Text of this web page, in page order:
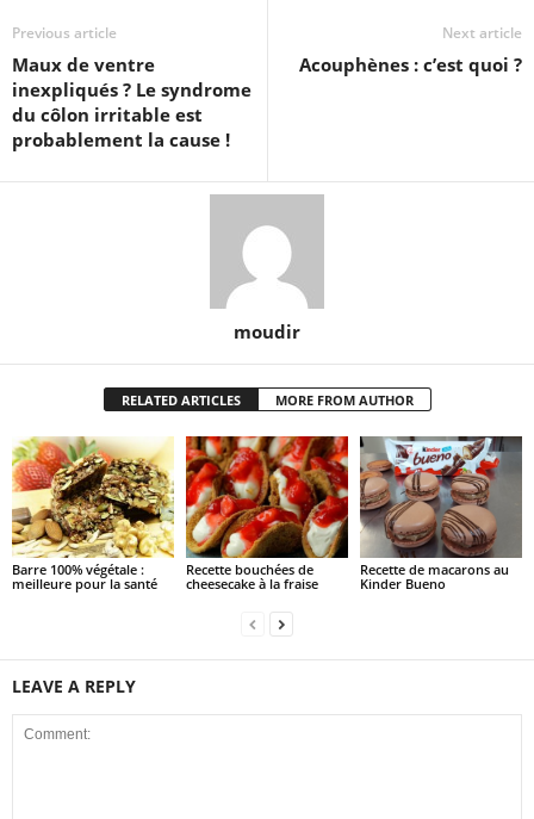
Previous article
Maux de ventre
inexpliqués ? Le syndrome
du côlon irritable est
probablement la cause !
Next article
Acouphènes : c’est quoi ?
moudir
RELATED ARTICLES MORE FROM AUTHOR
Barre 100% végétale :
meilleure pour la santé
Recette bouchées de
cheesecake à la fraise
Recette de macarons au
Kinder Bueno
LEAVE A REPLY